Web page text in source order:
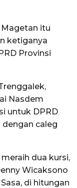
itu
ketiganya
Provinsi
Nasdem
untuk DPRD
dengan caleg
dua kursi,
Wicaksono
di hitungan